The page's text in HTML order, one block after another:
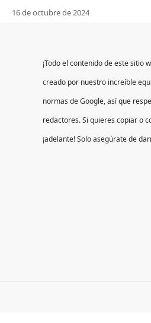
16 de octubre de 2024
¡Todo el contenido de este sitio
creado por nuestro increíble
normas de Google, así que
redactores. Si quieres copiar o
¡adelante! Solo asegúrate de